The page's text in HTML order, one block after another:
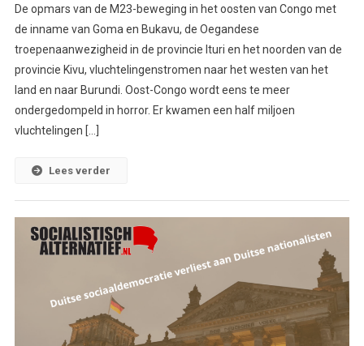
De opmars van de M23-beweging in het oosten van Congo met
de inname van Goma en Bukavu, de Oegandese
troepenaanwezigheid in de provincie Ituri en het noorden van de
provincie Kivu, vluchtelingenstromen naar het westen van het
land en naar Burundi. Oost-Congo wordt eens te meer
ondergedompeld in horror. Er kwamen een half miljoen
vluchtelingen […]
Lees verder